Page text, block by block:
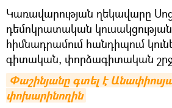
Կառավարության ղեկավարը
դեմոկրատական
հիմնադրամում հանդիպում
գիտական, փորձագիտական
Փաշինյանը գտել է
փոխարինողին